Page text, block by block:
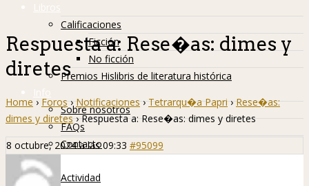
Libros
Calificaciones
Ficción
No ficción
Premios Hislibris de literatura histórica
Info
Sobre nosotros
FAQs
Contacto
Hislibreños
Actividad
Respuesta a: Rese�as: dimes y
diretes
Home › Foros › Notificaciones › Tetrarqu�a Papri › Rese�as:
dimes y diretes › Respuesta a: Rese�as: dimes y diretes
8 octubre, 2024 a las 09:33 #95099